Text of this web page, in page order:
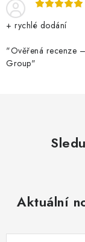
+ rychlé dodání
"Ověřená recenze
Group"
Aktuální